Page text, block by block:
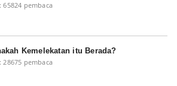
65824 pembaca
Kemelekatan itu Berada?
28675 pembaca